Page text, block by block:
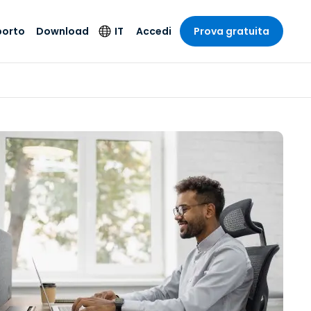
con
on-
Antivirus
Rilevamento degli
endpoint e risposta
Accesso e controllo
Wi-Fi Foxpass
Spazio di lavoro
sicuro Zero Trust
Shield (Anti-scam)
Tutti i prodotti
sanitaria
e
e Design
settori
sistema
Download IT
Deutsch
Español
Français
Italiano
Nederlands
Português
繁體中文
Accedi Prova gratuita